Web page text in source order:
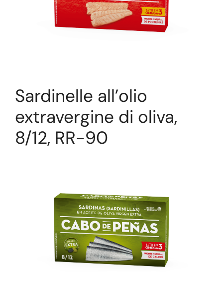
Sardinelle all’olio
extravergine di oliva,
8/12, RR-90